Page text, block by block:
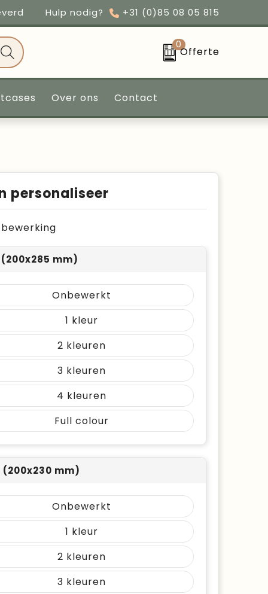
Hulp nodig? +31 (0)85 08 05 815
0
Offerte
Over ons Contact
personaliseer
bewerking
(200x285 mm)
Onbewerkt
1
2
3
4
Full colour
(200x230 mm)
Onbewerkt
1
2
3